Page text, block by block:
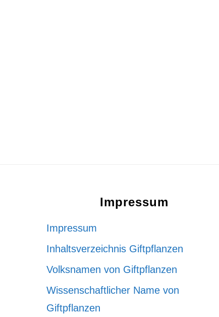
Impressum
Impressum
Inhaltsverzeichnis Giftpflanzen
Volksnamen von Giftpflanzen
Wissenschaftlicher Name von
Giftpflanzen